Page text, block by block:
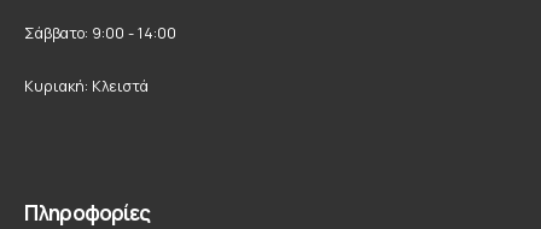
Σάββατο: 9:00 - 14:00
Κυριακή: Κλειστά
Πληροφορίες